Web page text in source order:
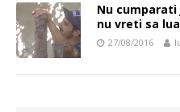
Nu
nu vreti sa
27/08/2016